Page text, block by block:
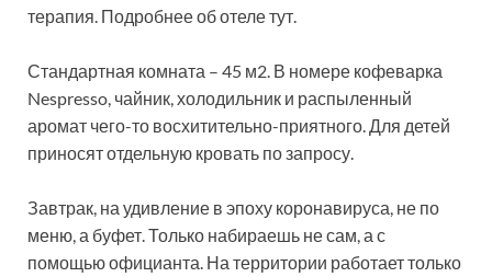
терапия. Подробнее об отеле тут.
Стандартная комната – 45 м2. В номере кофеварка
Nespresso, чайник, холодильник и распыленный
аромат чего-то восхитительно-приятного. Для детей
приносят отдельную кровать по запросу.
Завтрак, на удивление в эпоху коронавируса, не по
меню, а буфет. Только набираешь не сам, а с
помощью официанта. На территории работает только